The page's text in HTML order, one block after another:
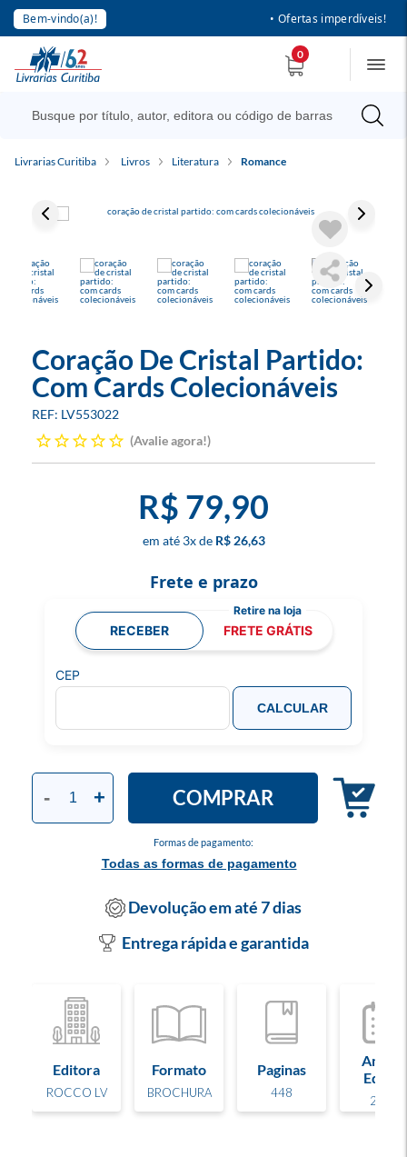
Bem-vindo(a)! • Ofertas imperdíveis!
0
Livrarias Curitiba Livros Literatura Romance
Coração De Cristal Partido:
Com Cards Colecionáveis
LV553022
Avalie agora!
R$ 79,90
3x R$ 26,63
Formas de pagamento:
Todas as formas de pagamento
- + COMPRAR
Frete e prazo
RECEBER FRETE GRÁTIS
CEP
CALCULAR
Devolução em até 7 dias
Entrega rápida e garantida
Editora
ROCCO LV
Formato
BROCHURA
Paginas
448
Ano de
Edição
2026